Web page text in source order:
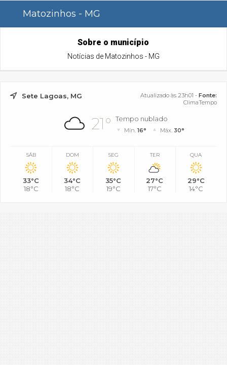
Matozinhos - MG
Sobre o município
Notícias de Matozinhos - MG
Sete Lagoas, MG Atualizado às 23h01 - Fonte:
ClimaTempo
21° Tempo nublado
Mín.16° Máx. 30°
SÁB
33°C
18°C
DOM
34°C
18°C
SEG
35°C
19°C
TER
27°C
17°C
QUA
29°C
14°C